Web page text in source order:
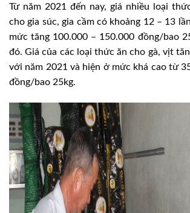
Từ năm 2021 đến nay, giá nhiều loại
cho gia súc, gia cầm có khoảng 12 – 13
mức tăng 100.000 – 150.000 đồng/bao
đó. Giá của các loại thức ăn cho gà, vịt
với năm 2021 và hiện ở mức khá cao từ
đồng/bao 25kg.